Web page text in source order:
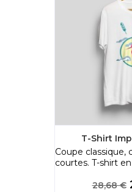
T-Shirt
Coupe classique,
courtes. T-shirt
Precio
28,68 €